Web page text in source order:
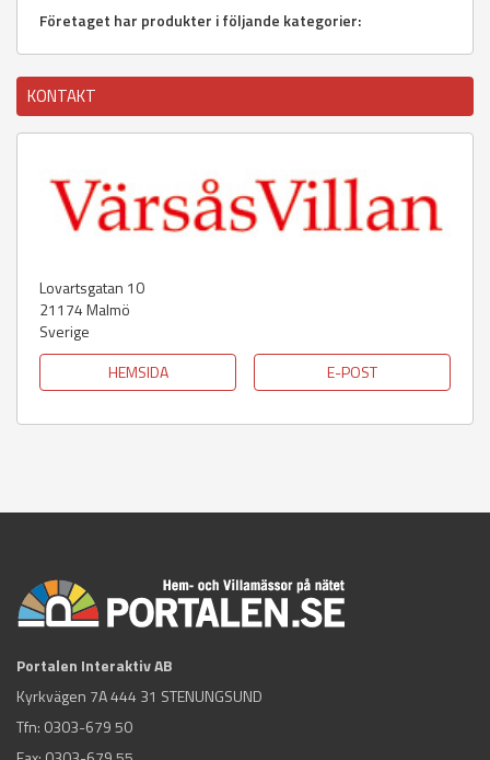
Företaget har produkter i följande kategorier:
KONTAKT
Lovartsgatan 10
21174Malmö
Sverige
HEMSIDA
E-POST
Portalen Interaktiv AB
Kyrkvägen 7A 444 31 STENUNGSUND
Tfn: 0303-679 50